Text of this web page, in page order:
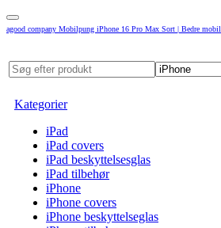
agood company Mobilpung iPhone 16 Pro Max Sort | Bedre mobil
Kategorier
iPad
iPad covers
iPad beskyttelsesglas
iPad tilbehør
iPhone
iPhone covers
iPhone beskyttelseglas